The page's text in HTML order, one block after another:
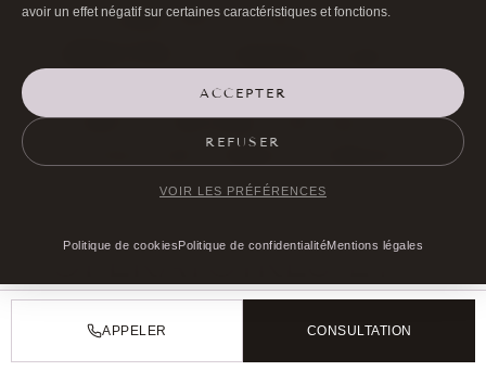
avoir un effet négatif sur certaines caractéristiques et fonctions.
ACCEPTER
REFUSER
VOIR LES PRÉFÉRENCES
Politique de cookiesPolitique de confidentialitéMentions légales
micro-canules dans les zones
anatomiques et la vascularisation des tissus.
La durée de l’intervention varie entre une et
OPÉRATOIRES ET
CONSULTATIONS
DE SUIVI
APPELER CONSULTATION